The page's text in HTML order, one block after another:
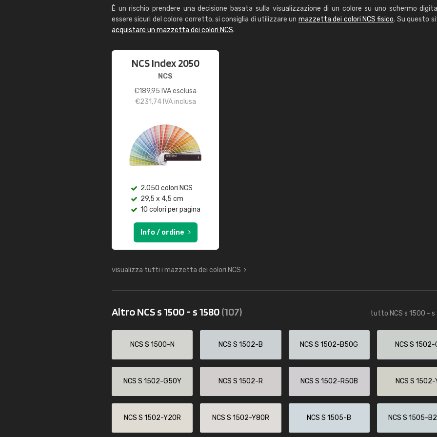
È un rischio prendere una decisione basata sulla visualizzazione di un colore su uno schermo
essere sicuri del colore corretto, si consiglia di utilizzare un mazzetta dei colori NCS fisico. Su questo
acquistare un mazzetta dei colori NCS.
NCS Index 2050
NCS
€189,95 IVA esclusa
€231,74IVA inclusa
2.050 colori NCS
29,5 x 4,5 cm
10 colori per pagina
Info / ordine
visualizza tutti i mazzetta dei colori NCS
Altro NCS s 1500 - s 1580(107) tutto NCS s 1500 - s
NCS S 1500-N NCS S 1502-B NCS S 1502-B50G NCS S 1502-
NCS S 1502-G50Y NCS S 1502-R NCS S 1502-R50B NCS S 1502-
NCS S 1502-Y20R NCS S 1502-Y80R NCS S 1505-B NCS S 1505-